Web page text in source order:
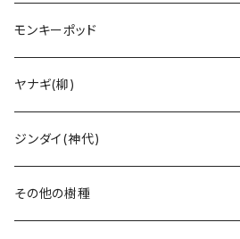
モンキーポッド
ヤナギ(柳)
ジンダイ(神代)
その他の樹種